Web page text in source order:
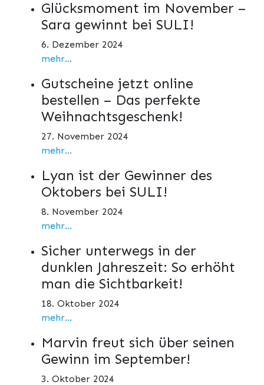
Glücksmoment im November –
Sara gewinnt bei SULI!
6. Dezember 2024
mehr...
Gutscheine jetzt online
bestellen – Das perfekte
Weihnachtsgeschenk!
27. November 2024
mehr...
Lyan ist der Gewinner des
Oktobers bei SULI!
8. November 2024
mehr...
Sicher unterwegs in der
dunklen Jahreszeit: So erhöht
man die Sichtbarkeit!
18. Oktober 2024
mehr...
Marvin freut sich über seinen
Gewinn im September!
3. Oktober 2024